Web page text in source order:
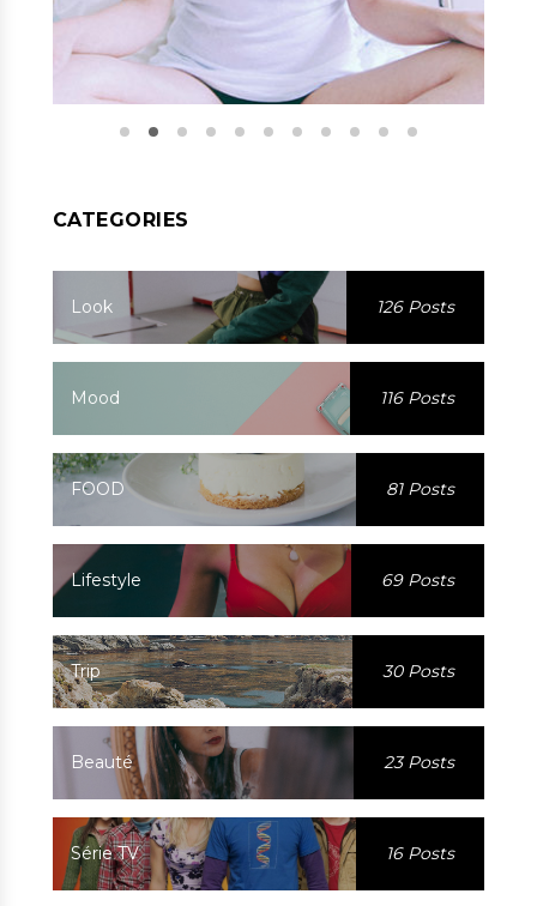
CATEGORIES
Look 126 Posts
Mood 116 Posts
FOOD 81 Posts
Lifestyle 69 Posts
Trip 30 Posts
Beauté 23 Posts
Série TV 16 Posts